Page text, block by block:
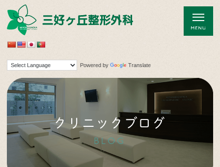
Powered by Translate
クリニックブログ
BLOG